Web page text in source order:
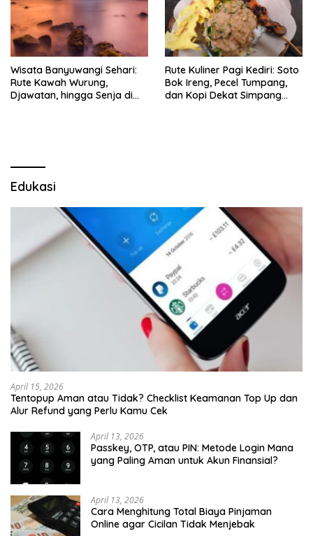
Wisata Banyuwangi Sehari:
Rute Kawah Wurung,
Djawatan, hingga Senja di
Rute Kuliner Pagi Kediri: Soto
Bok Ireng, Pecel Tumpang,
dan Kopi Dekat Simpang
Edukasi
April 15, 2026
Tentopup Aman atau Tidak? Checklist Keamanan Top Up dan
Alur Refund yang Perlu Kamu Cek
April 13, 2026
Passkey, OTP, atau PIN: Metode Login Mana
yang Paling Aman untuk Akun Finansial?
April 13, 2026
Cara Menghitung Total Biaya Pinjaman
Online agar Cicilan Tidak Menjebak